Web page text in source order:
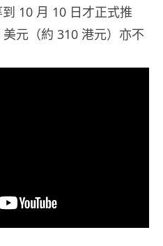
10 月 10 日才正式推
元（約 310 港元）亦不